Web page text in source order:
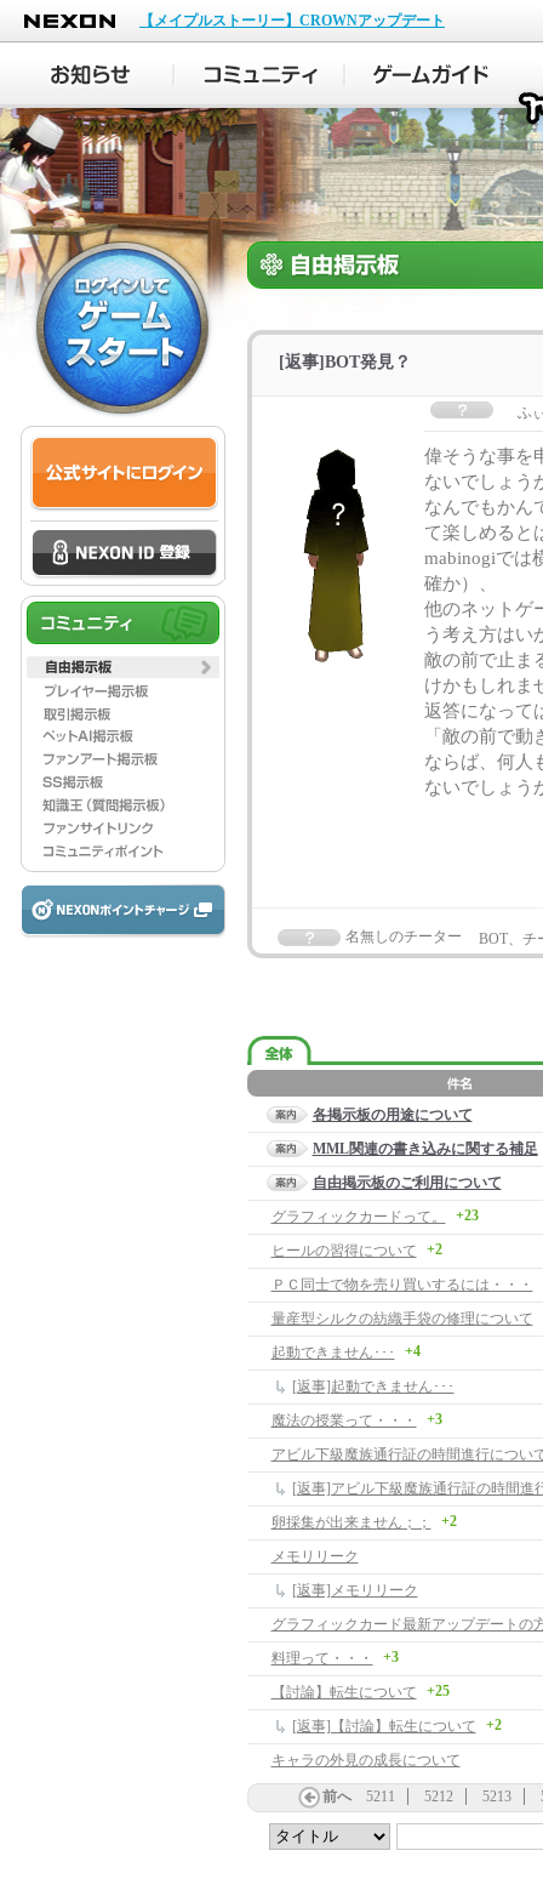
NEXON
【メイプルストーリー】CROWNアップデート
[返事]BOT発見？
ふ
偉そうな事を
ないでしょう
なんでもかん
て楽しめると
mabinogiでは
確か）、
他のネットゲ
う考え方はい
敵の前で止ま
けかもしれま
返答になって
「敵の前で
ならば、何人
ないでしょう
名無しのチーター BOT、チ
各掲示板の用途について
MML関連の書き込みに関する補足
自由掲示板のご利用について
グラフィックカードって。
+23
ヒールの習得について +2
ＰＣ同士で物を売り買いするには・・・
量産型シルクの紡織手袋の修理について
起動できません･･･ +4
[返事]起動できません･･･
魔法の授業って・・・
+3
アビル下級魔族通行証の時間進行につい
[返事]アビル下級魔族通行証の時間進
卵採集が出来ません；；
+2
メモリリーク
[返事]メモリリーク
料理って・・・ +3
【討論】転生について +25
[返事]【討論】転生について +2
キャラの外見の成長について
前へ 5211 5212 5213